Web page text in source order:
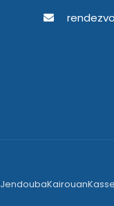
JendoubaKairouan